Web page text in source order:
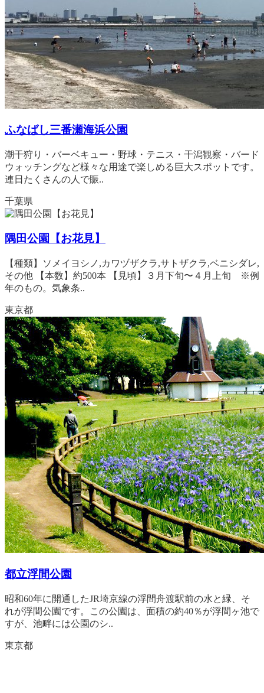
ふなばし三番瀬海浜公園
潮干狩り・バーベキュー・野球・テニス・干潟観察・バード
ウォッチングなど様々な用途で楽しめる巨大スポットです。
連日たくさんの人で賑..
千葉県
隅田公園【お花見】
【種類】ソメイヨシノ,カワヅザクラ,サトザクラ,ベニシダレ,
その他 【本数】約500本 【見頃】３月下旬〜４月上旬 ※例
年のもの。気象条..
東京都
都立浮間公園
昭和60年に開通したJR埼京線の浮間舟渡駅前の水と緑、そ
れが浮間公園です。この公園は、面積の約40％が浮間ヶ池で
すが、池畔には公園のシ..
東京都